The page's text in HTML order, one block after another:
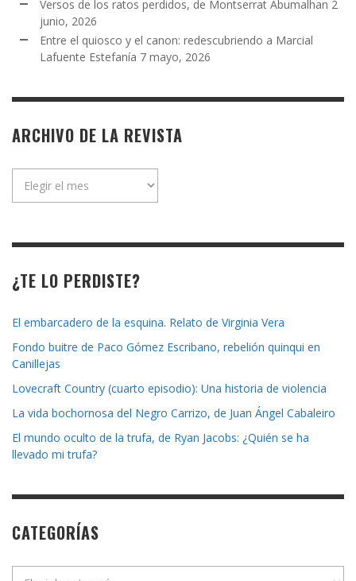
Versos de los ratos perdidos, de Montserrat Abumalhan 2
junio, 2026
Entre el quiosco y el canon: redescubriendo a Marcial
Lafuente Estefanía 7 mayo, 2026
ARCHIVO DE LA REVISTA
¿TE LO PERDISTE?
El embarcadero de la esquina. Relato de Virginia Vera
Fondo buitre de Paco Gómez Escribano, rebelión quinqui en
Canillejas
Lovecraft Country (cuarto episodio): Una historia de violencia
La vida bochornosa del Negro Carrizo, de Juan Ángel Cabaleiro
El mundo oculto de la trufa, de Ryan Jacobs: ¿Quién se ha
llevado mi trufa?
CATEGORÍAS